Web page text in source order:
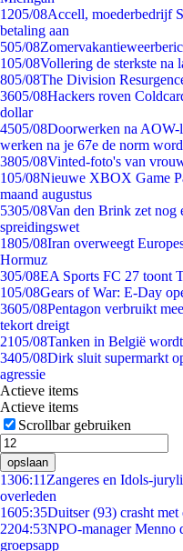
1205/08Accell, moederbedrijf
betaling aan
505/08
105/08Vollering de sterkste na
805/08The Division
3605/08Hackers roven
dollar
4505/08Doorwerken na AOW-
werken na je 67e de norm
3805/08Vinted-foto's van
105/08Nieuwe XBOX Game
maand augustus
5305/08Van den Brink zet nog
spreidingswet
1805/08Iran overweegt
Hormuz
305/08EA Sports FC 27 toont
105/08Gears of War: E-Day
3605/08Pentagon verbruikt
tekort dreigt
2105/08Tanken in België
3405/08Dirk sluit supermarkt
agressie
Actieve items
Actieve items
Scrollbar gebruiken
opslaan
1306:11 Zangeres en Idols-
overleden
1605:35Duitser (93) crasht
2204:53NPO-manager Menno
groepsapp